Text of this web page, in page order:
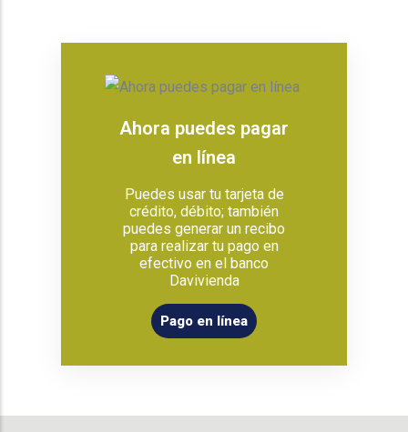
Ahora puedes pagar
en línea
Puedes usar tu tarjeta de
crédito, débito; también
puedes generar un recibo
para realizar tu pago en
efectivo en el banco
Davivienda
Pago en línea